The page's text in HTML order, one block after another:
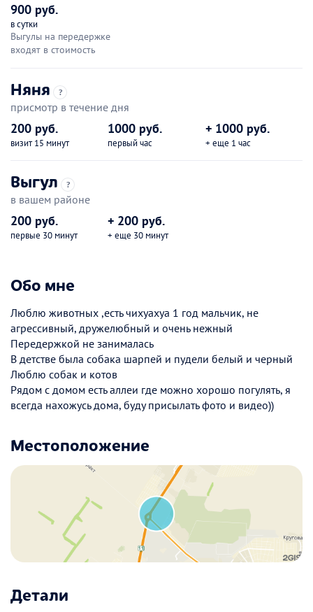
900 руб.
в сутки
Выгулы на передержке
входят в стоимость
Няня ?
присмотр в течение дня
200 руб.
визит 15 минут
1000 руб.
первый час
+ 1000 руб.
+ еще 1 час
Выгул ?
в вашем районе
200 руб.
первые 30 минут
+ 200 руб.
+ еще 30 минут
Обо мне
Люблю животных ,есть чихуахуа 1 год мальчик, не
агрессивный, дружелюбный и очень нежный
Передержкой не занималась
В детстве была собака шарпей и пудели белый и черный
Люблю собак и котов
Рядом с домом есть аллеи где можно хорошо погулять, я
всегда нахожусь дома, буду присылать фото и видео))
Местоположение
Детали